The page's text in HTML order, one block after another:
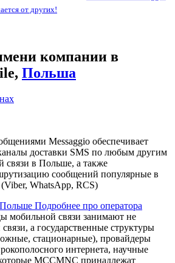
от других!
компании в
Польша
Messaggio обеспечивает
доставки SMS по любым другим
связи в Польше, а также
сообщений популярные в
WhatsApp, RCS)
Польше Подробнее про оператора
мобильной связи занимают не
а государственные структуры
стационарные), провайдеры
интернета, научные
MCCMNC принадлежат